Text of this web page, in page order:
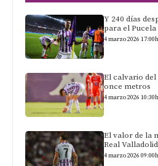
Y 240 días
para el Pucela
4 marzo 2026 17:00h
El calvario del
once metros
4 marzo 2026 10:30h
El valor de la
Real Valladolid
4 marzo 2026 09:00h